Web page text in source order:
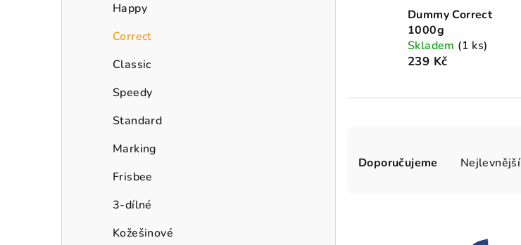
Happy
Correct
Classic
Speedy
Standard
Marking
Frisbee
3-dílné
Kožešinové
Dummy Correct
1000g
Skladem (1 ks)
239 Kč
aDoporučujeme Nejlevnější